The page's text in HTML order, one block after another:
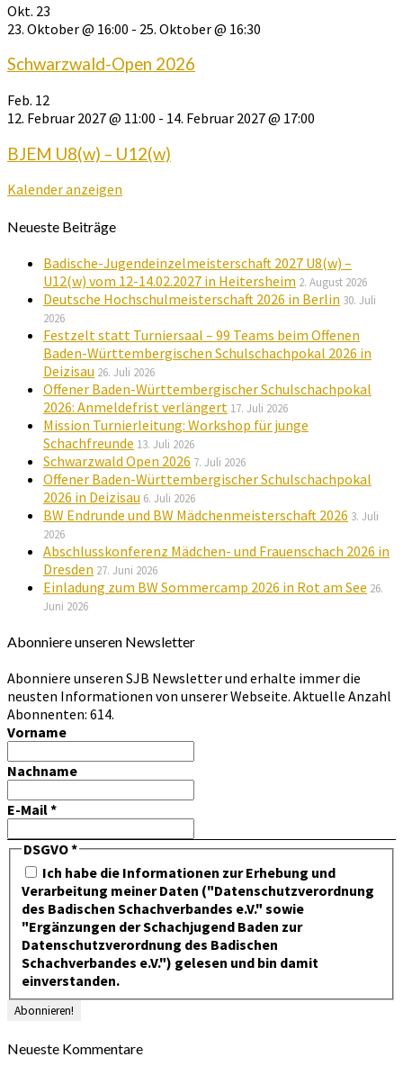
Okt. 23
23. Oktober @ 16:00 - 25. Oktober @ 16:30
Schwarzwald-Open 2026
Feb. 12
12. Februar 2027 @ 11:00 - 14. Februar 2027 @ 17:00
BJEM U8(w) – U12(w)
Kalender anzeigen
Neueste Beiträge
Badische-Jugendeinzelmeisterschaft 2027 U8(w) –
U12(w) vom 12-14.02.2027 in Heitersheim 2. August 2026
Deutsche Hochschulmeisterschaft 2026 in Berlin 30. Juli
2026
Festzelt statt Turniersaal – 99 Teams beim Offenen
Baden-Württembergischen Schulschachpokal 2026 in
Deizisau 26. Juli 2026
Offener Baden-Württembergischer Schulschachpokal
2026: Anmeldefrist verlängert 17. Juli 2026
Mission Turnierleitung: Workshop für junge
Schachfreunde 13. Juli 2026
Schwarzwald Open 2026 7. Juli 2026
Offener Baden-Württembergischer Schulschachpokal
2026 in Deizisau 6. Juli 2026
BW Endrunde und BW Mädchenmeisterschaft 2026 3. Juli
2026
Abschlusskonferenz Mädchen- und Frauenschach 2026 in
Dresden 27. Juni 2026
Einladung zum BW Sommercamp 2026 in Rot am See 26.
Juni 2026
Abonniere unseren Newsletter
Abonniere unseren SJB Newsletter und erhalte immer die
neusten Informationen von unserer Webseite. Aktuelle Anzahl
Abonnenten: 614.
Vorname
Nachname
E-Mail*
DSGVO*
Ich habe die Informationen zur Erhebung und
Verarbeitung meiner Daten ("Datenschutzverordnung
des Badischen Schachverbandes e.V." sowie
"Ergänzungen der Schachjugend Baden zur
Datenschutzverordnung des Badischen
Schachverbandes e.V.") gelesen und bin damit
einverstanden.
Neueste Kommentare